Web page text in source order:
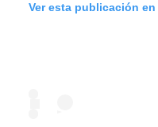
Ver esta publicación